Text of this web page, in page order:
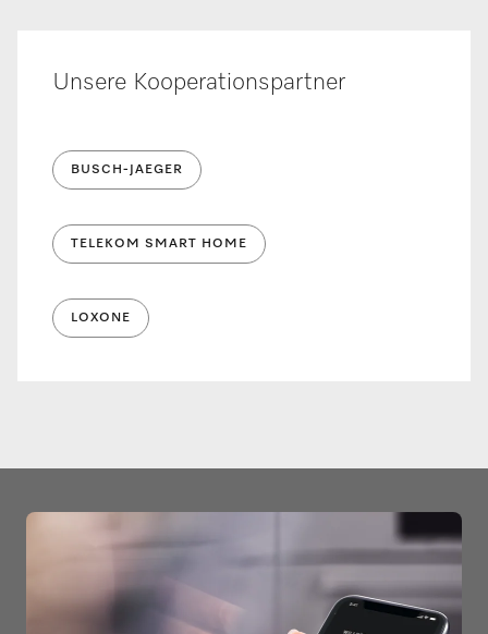
Unsere Kooperationspartner
BUSCH-JAEGER
TELEKOM SMART HOME
LOXONE